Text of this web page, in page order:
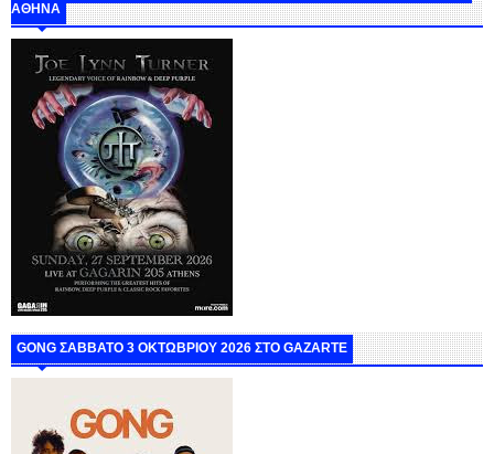
ΑΘΗΝΑ
GONG ΣΑΒΒΑΤΟ 3 ΟΚΤΩΒΡΙΟΥ 2026 ΣΤΟ GAZARTE